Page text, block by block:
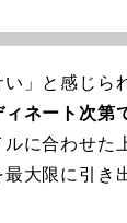
」と感じら
ィネート次第
に合わせた
大限に引き